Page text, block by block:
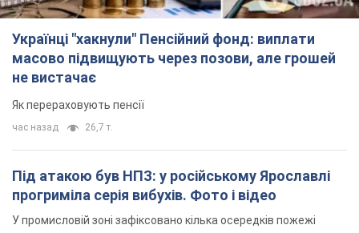
Під атакою був НПЗ: у російському Ярославлі
прогриміла серія вибухів. Фото і відео
У промисловій зоні зафіксовано кілька осередків пожежі
час назад 1,5 т.
ЗСУ відмінусували ще 1330 окупантів та збили
понад 1800 російських БПЛА – Генштаб
Чисельність путінської армії скорочується
час назад 15,7 т.